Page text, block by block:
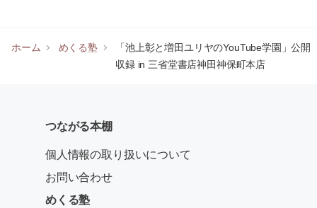
ホーム めくる塾
「池上彰と増田ユリヤのYouTube学園」公開
収録 in 三省堂書店神田神保町本店
つながる本棚
個人情報の取り扱いについて
お問い合わせ
めくる塾